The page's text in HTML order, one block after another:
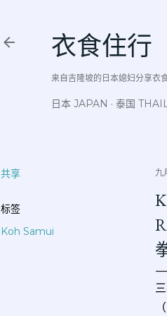
衣食住行
来自吉隆坡的日本媳妇分享
日本 JAPAN 泰国
共享
标签
Koh Samui
九